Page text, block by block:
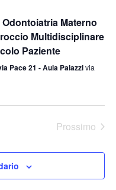
Materno
Multidisciplinare
Paziente
Pace 21 - Aula Palazzivia
Prossimo